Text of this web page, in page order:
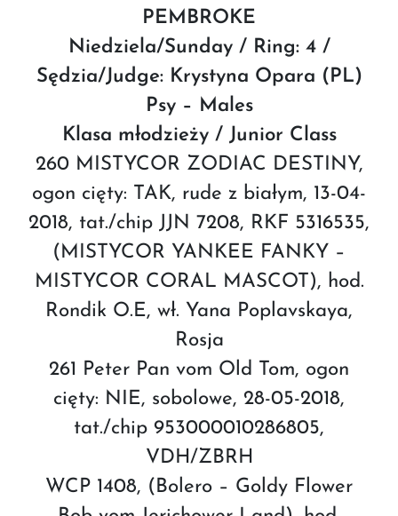
PEMBROKE
Niedziela/Sunday / Ring: 4 /
Sędzia/Judge: Krystyna Opara (PL)
Psy – Males
Klasa młodzieży / Junior Class
260 MISTYCOR ZODIAC DESTINY,
ogon cięty: TAK, rude z białym, 13-04-
2018, tat./chip JJN 7208, RKF 5316535,
(MISTYCOR YANKEE FANKY –
MISTYCOR CORAL MASCOT), hod.
Rondik O.E, wł. Yana Poplavskaya,
Rosja
261 Peter Pan vom Old Tom, ogon
cięty: NIE, sobolowe, 28-05-2018,
tat./chip 953000010286805,
VDH/ZBRH
WCP 1408, (Bolero – Goldy Flower